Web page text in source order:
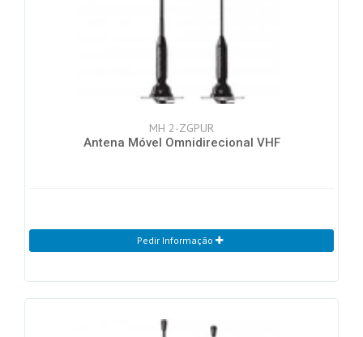
MH 2-ZGPUR
Antena Móvel Omnidirecional VHF
Pedir Informação